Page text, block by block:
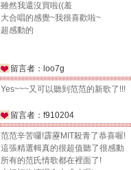
雖然我還沒買啦((羞
大合唱的感覺~我很喜歡啦~
超感動的
留言者：loo7g
Yes~~~又可以聽到范范的新歌了!!!
留言者：f910204
范范辛苦囉!霹靂MIT殺青了恭喜喔!
這張精選輯真的很超值聽了很感動
所有的范氏情歌都在裡面了!